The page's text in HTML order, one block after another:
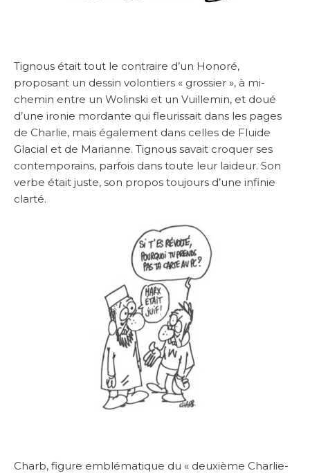
Tignous était tout le contraire d’un Honoré,
proposant un dessin volontiers « grossier », à mi-
chemin entre un Wolinski et un Vuillemin, et doué
d’une ironie mordante qui fleurissait dans les pages
de Charlie, mais également dans celles de Fluide
Glacial et de Marianne. Tignous savait croquer ses
contemporains, parfois dans toute leur laideur. Son
verbe était juste, son propos toujours d’une infinie
clarté.
Charb, figure emblématique du « deuxième Charlie-